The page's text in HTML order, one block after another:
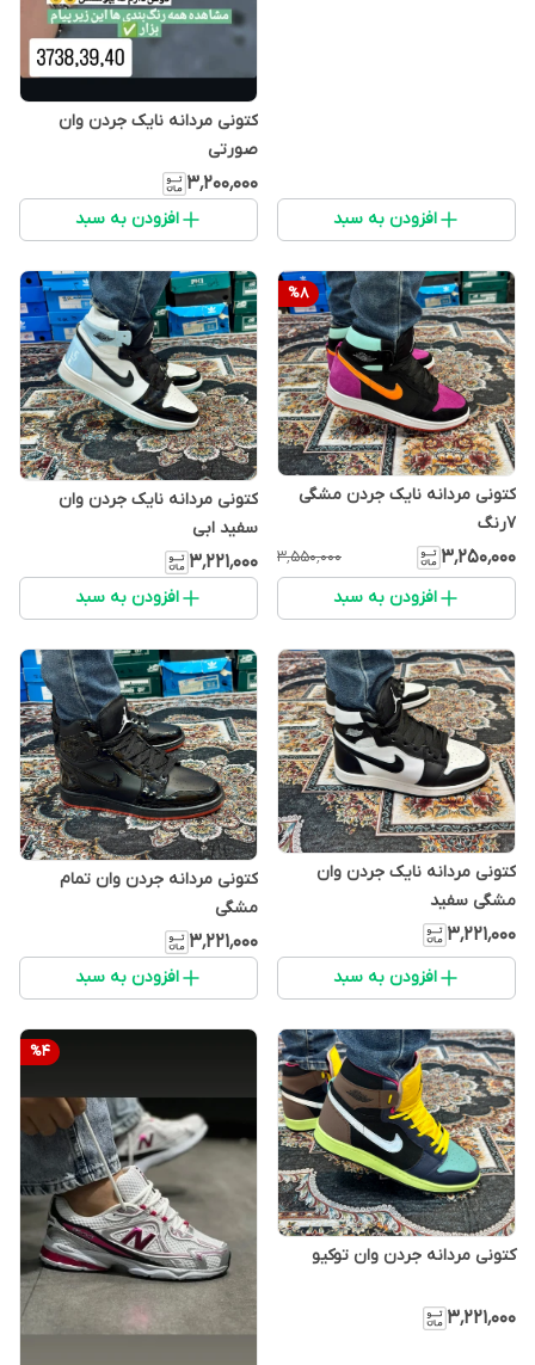
افزودن به سبد
کتونی مردانه نایک جردن وان
صورتی
۳٬۲۰۰٬۰۰۰
افزودن به سبد
%8
کتونی مردانه نایک جردن مشگی
7رنگ
۳٬۲۵۰٬۰۰۰ ۳٬۵۵۰٬۰۰۰
افزودن به سبد
کتونی مردانه نایک جردن وان
سفید ابی
۳٬۲۲۱٬۰۰۰
افزودن به سبد
کتونی مردانه نایک جردن وان
مشگی سفید
۳٬۲۲۱٬۰۰۰
افزودن به سبد
کتونی مردانه جردن وان تمام
مشگی
۳٬۲۲۱٬۰۰۰
افزودن به سبد
کتونی مردانه جردن وان توکیو
۳٬۲۲۱٬۰۰۰
%4